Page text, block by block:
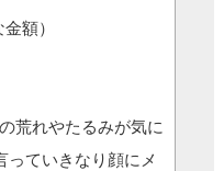
額）
荒れやたるみが気に
ていきなり顔にメ